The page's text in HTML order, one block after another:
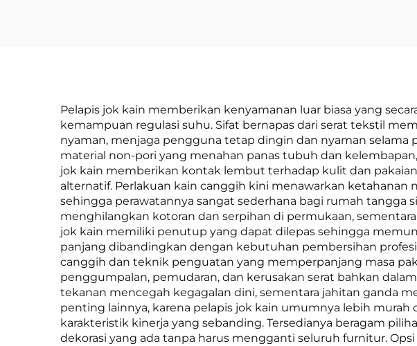
Pelapis jok kain memberikan kenyamanan luar biasa yang
kemampuan regulasi suhu. Sifat bernapas dari serat tekstil
nyaman, menjaga pengguna tetap dingin dan nyaman selama
material non-pori yang menahan panas tubuh dan
jok kain memberikan kontak lembut terhadap kulit dan
alternatif. Perlakuan kain canggih kini menawarkan
sehingga perawatannya sangat sederhana bagi rumah
menghilangkan kotoran dan serpihan di permukaan,
jok kain memiliki penutup yang dapat dilepas sehingga
panjang dibandingkan dengan kebutuhan pembersihan
canggih dan teknik penguatan yang memperpanjang masa
penggumpalan, pemudaran, dan kerusakan serat bahkan
tekanan mencegah kegagalan dini, sementara jahitan ganda
penting lainnya, karena pelapis jok kain umumnya lebih
karakteristik kinerja yang sebanding. Tersedianya beragam
dekorasi yang ada tanpa harus mengganti seluruh furnitur.